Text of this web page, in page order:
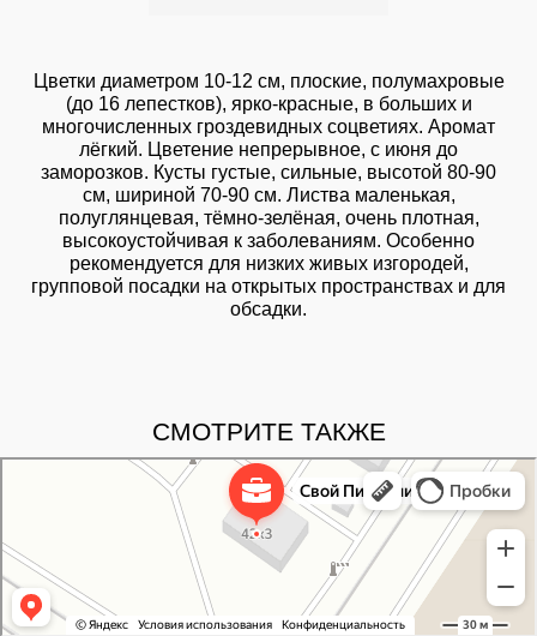
Цветки диаметром 10-12 см, плоские, полумахровые
(до 16 лепестков), ярко-красные, в больших и
многочисленных гроздевидных соцветиях. Аромат
лёгкий. Цветение непрерывное, с июня до
заморозков. Кусты густые, сильные, высотой 80-90
см, шириной 70-90 см. Листва маленькая,
полуглянцевая, тёмно-зелёная, очень плотная,
высокоустойчивая к заболеваниям. Особенно
рекомендуется для низких живых изгородей,
групповой посадки на открытых пространствах и для
обсадки.
СМОТРИТЕ ТАКЖЕ
Питомник растений в Москве